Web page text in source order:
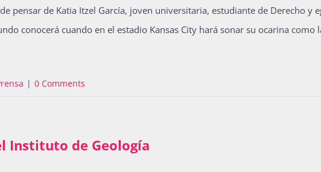
pensar de Katia Itzel García, joven universitaria, estudiante de Derecho y
conocerá cuando en el estadio Kansas City hará sonar su ocarina
| 0 Comments
Instituto de Geología